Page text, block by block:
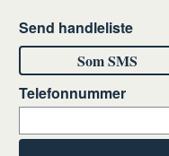
Send handleliste
Som SMS
Telefonnummer